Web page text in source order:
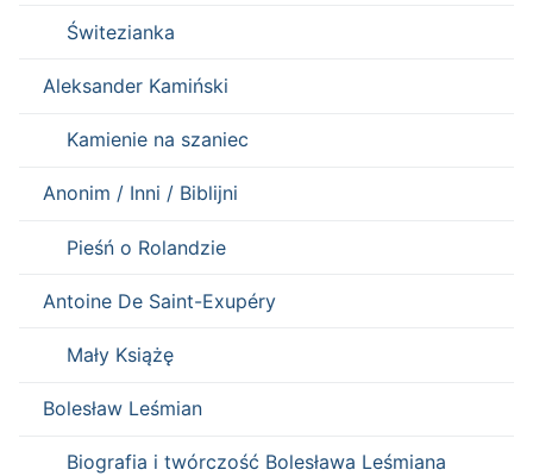
Świtezianka
Aleksander Kamiński
Kamienie na szaniec
Anonim / Inni / Biblijni
Pieśń o Rolandzie
Antoine De Saint-Exupéry
Mały Książę
Bolesław Leśmian
Biografia i twórczość Bolesława Leśmiana